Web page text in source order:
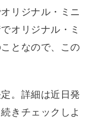
リジナル・ミニ
オリジナル・ミ
となので、この
。詳細は近日発
きチェックしよ